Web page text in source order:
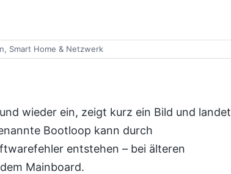
, Smart Home & Netzwerk
wieder ein, zeigt kurz ein Bild und landet
Bootloop kann durch
entstehen – bei älteren
Mainboard.